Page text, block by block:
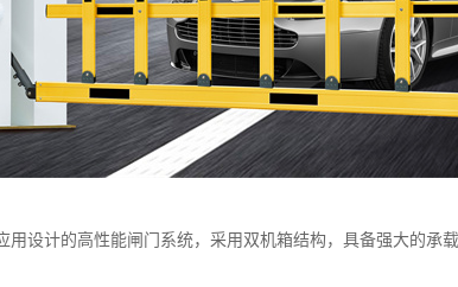
用设计的高性能闸门系统，采用双机箱结构，具备强大的承